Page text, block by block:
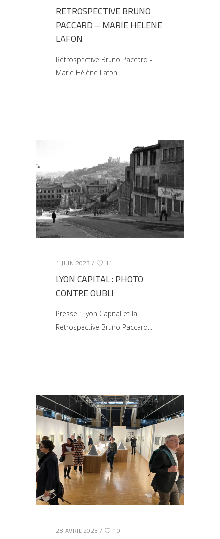
RETROSPECTIVE BRUNO
PACCARD – MARIE HELENE
LAFON
Rétrospective Bruno Paccard -
Marie Hélène Lafon
1 JUIN 2023 11
LYON CAPITAL : PHOTO
CONTRE OUBLI
Presse : Lyon Capital et la
Retrospective Bruno Paccard
28 AVRIL 2023 10